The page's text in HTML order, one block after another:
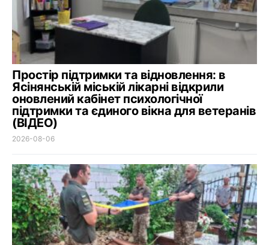
Простір підтримки та відновлення: в
Ясінянській міській лікарні відкрили
оновлений кабінет психологічної
підтримки та єдиного вікна для ветеранів
(ВІДЕО)
2026-08-06